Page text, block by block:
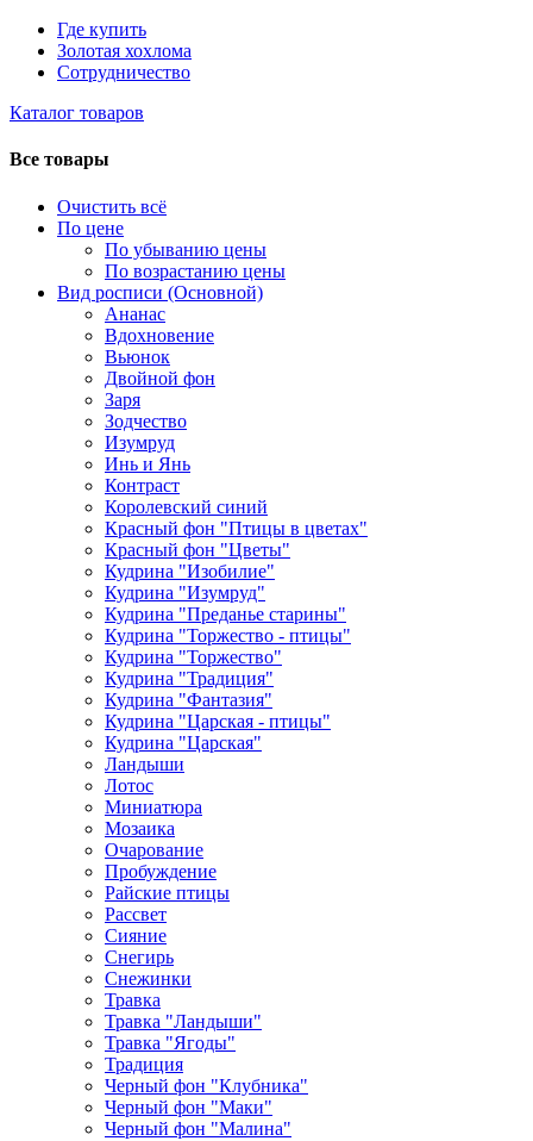
Где купить
Золотая хохлома
Сотрудничество
Каталог товаров
Все товары
Очистить всё
По цене
По убыванию цены
По возрастанию цены
Вид росписи (Основной)
Ананас
Вдохновение
Вьюнок
Двойной фон
Заря
Зодчество
Изумруд
Инь и Янь
Контраст
Королевский синий
Красный фон "Птицы в цветах"
Красный фон "Цветы"
Кудрина "Изобилие"
Кудрина "Изумруд"
Кудрина "Преданье старины"
Кудрина "Торжество - птицы"
Кудрина "Торжество"
Кудрина "Традиция"
Кудрина "Фантазия"
Кудрина "Царская - птицы"
Кудрина "Царская"
Ландыши
Лотос
Миниатюра
Мозаика
Очарование
Пробуждение
Райские птицы
Рассвет
Сияние
Снегирь
Снежинки
Травка
Травка "Ландыши"
Травка "Ягоды"
Традиция
Черный фон "Клубника"
Черный фон "Маки"
Черный фон "Малина"